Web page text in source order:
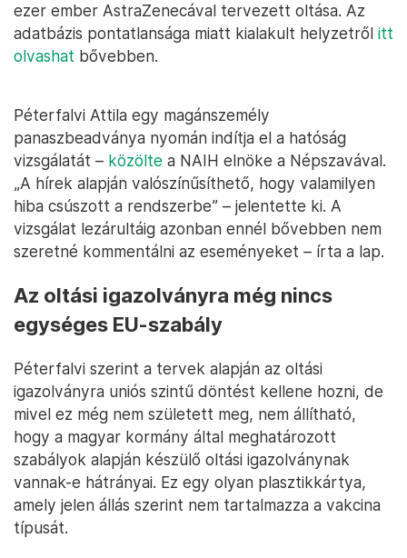
ezer ember AstraZenecával tervezett oltása. Az
adatbázis pontatlansága miatt kialakult helyzetről itt
olvashat bővebben.
Péterfalvi Attila egy magánszemély
panaszbeadványa nyomán indítja el a hatóság
vizsgálatát – közölte a NAIH elnöke a Népszavával.
„A hírek alapján valószínűsíthető, hogy valamilyen
hiba csúszott a rendszerbe” – jelentette ki. A
vizsgálat lezárultáig azonban ennél bővebben nem
szeretné kommentálni az eseményeket – írta a lap.
Az oltási igazolványra még nincs
egységes EU-szabály
Péterfalvi szerint a tervek alapján az oltási
igazolványra uniós szintű döntést kellene hozni, de
mivel ez még nem született meg, nem állítható,
hogy a magyar kormány által meghatározott
szabályok alapján készülő oltási igazolványnak
vannak-e hátrányai. Ez egy olyan plasztikkártya,
amely jelen állás szerint nem tartalmazza a vakcina
típusát.